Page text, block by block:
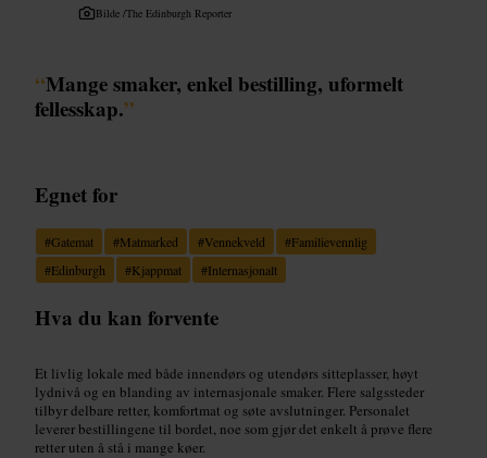
Bilde /The Edinburgh Reporter
“Mange smaker, enkel bestilling, uformelt
fellesskap.”
Egnet for
#Gatemat #Matmarked #Vennekveld #Familievennlig
#Edinburgh #Kjappmat #Internasjonalt
Hva du kan forvente
Et livlig lokale med både innendørs og utendørs sitteplasser, høyt
lydnivå og en blanding av internasjonale smaker. Flere salgssteder
tilbyr delbare retter, komfortmat og søte avslutninger. Personalet
leverer bestillingene til bordet, noe som gjør det enkelt å prøve flere
retter uten å stå i mange køer.